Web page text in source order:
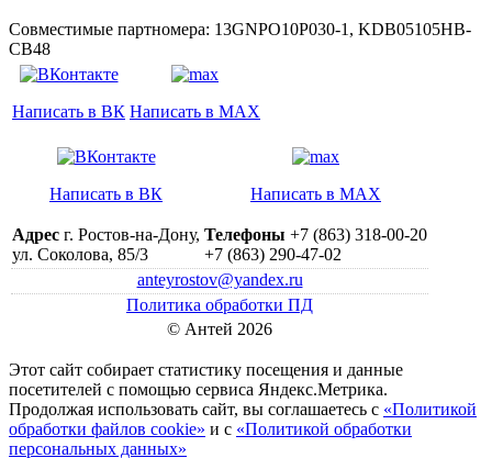
Совместимые партномера: 13GNPO10P030-1, KDB05105HB-
CB48
Написать в ВК Написать в MAX
Написать в ВК Написать в MAX
Адрес г. Ростов-на-Дону,
ул. Соколова, 85/3
Телефоны +7 (863) 318-00-20
+7 (863) 290-47-02
anteyrostov@yandex.ru
Политика обработки ПД
© Антей 2026
Этот сайт собирает статистику посещения и данные
посетителей c помощью сервиса Яндекс.Метрика.
Продолжая использовать сайт, вы соглашаетесь с «Политикой
обработки файлов cookie» и с «Политикой обработки
персональных данных»